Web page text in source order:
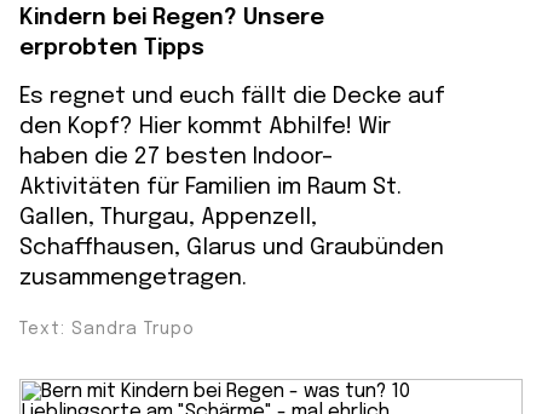
Kindern bei Regen? Unsere
erprobten Tipps
Es regnet und euch fällt die Decke auf
den Kopf? Hier kommt Abhilfe! Wir
haben die 27 besten Indoor-
Aktivitäten für Familien im Raum St.
Gallen, Thurgau, Appenzell,
Schaffhausen, Glarus und Graubünden
zusammengetragen.
Text: Sandra Trupo